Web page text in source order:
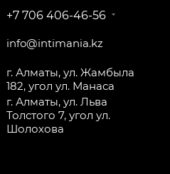
+7 706 406-46-56
info@intimania.kz
г. Алматы, ул. Жамбыла
182, угол ул. Манаса
г. Алматы, ул. Льва
Толстого 7, угол ул.
Шолохова